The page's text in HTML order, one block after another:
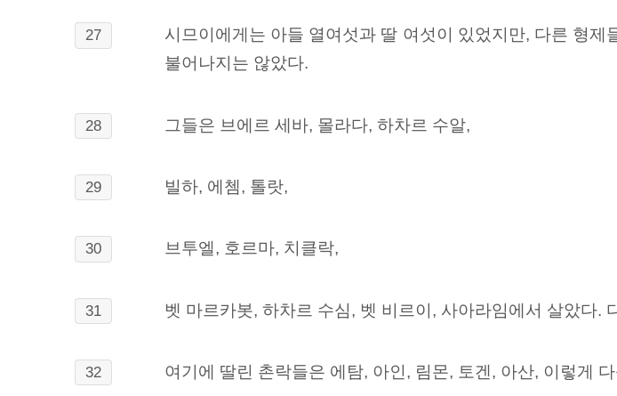
27
시므이에게는 아들 열여섯과 딸 여섯이 있었지만, 다른 형
불어나지는 않았다.
28 그들은 브에르 세바, 몰라다, 하차르 수알,
29 빌하, 에쳄, 톨랏,
30 브투엘, 호르마, 치클락,
31 벳 마르카봇, 하차르 수심, 벳 비르이, 사아라임에서 살았다.
32 여기에 딸린 촌락들은 에탐, 아인, 림몬, 토겐, 아산, 이렇게